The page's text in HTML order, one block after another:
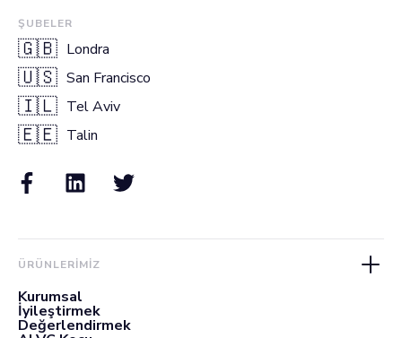
ŞUBELER
🇬🇧 Londra
🇺🇸 San Francisco
🇮🇱 Tel Aviv
🇪🇪 Talin
ÜRÜNLERIMIZ
Kurumsal
İyileştirmek
Değerlendirmek